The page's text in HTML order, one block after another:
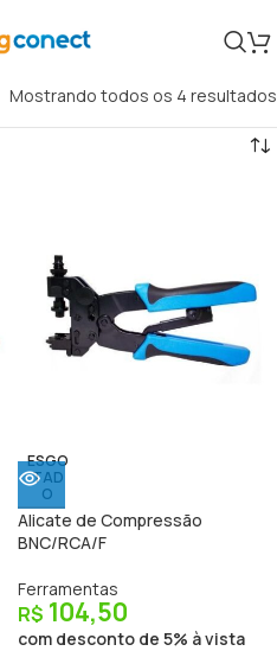
Mostrando todos os 4 resultados
ESGO
TAD
O
Alicate de Compressão
BNC/RCA/F
Ferramentas
R$ 104,50
com desconto de 5% à vista